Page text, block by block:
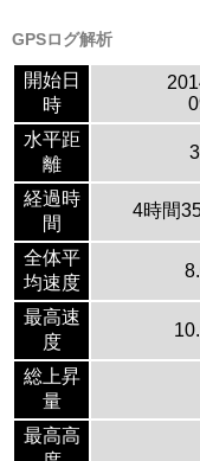
GPSログ解析
開始日
時
水平距
離
経過時
間
4時間
全体平
均速度
最高速
度
総上昇
量
最高高